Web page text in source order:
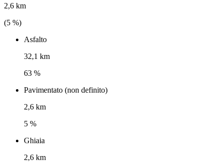
2,6 km
(5 %)
Asfalto
32,1 km
63 %
Pavimentato (non definito)
2,6 km
5 %
Ghiaia
2,6 km